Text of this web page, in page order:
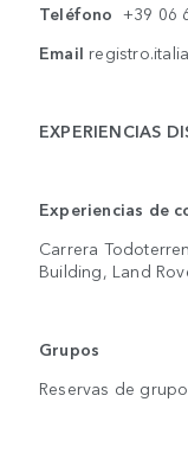
Teléfono +39 06
Email
EXPERIENCIAS
Experiencias de
Carrera
Building, Land
Grupos
Reservas de grupo